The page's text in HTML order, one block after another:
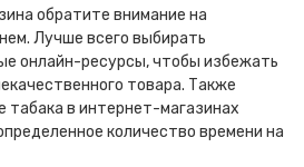
обратите внимание на
Лучше всего выбирать
онлайн-ресурсы, чтобы избежать
товара. Также
табака в интернет-магазинах
количество времени на